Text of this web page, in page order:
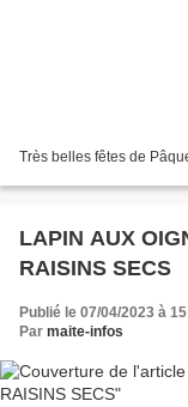
Très belles fêtes de
LAPIN AUX
RAISINS SECS
Publié le 07/04/2023 à
Par maite-infos